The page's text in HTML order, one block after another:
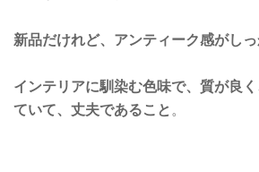
新品だけれど、アンティーク感がしっ
インテリアに馴染む色味で、質が良
ていて、丈夫であること。